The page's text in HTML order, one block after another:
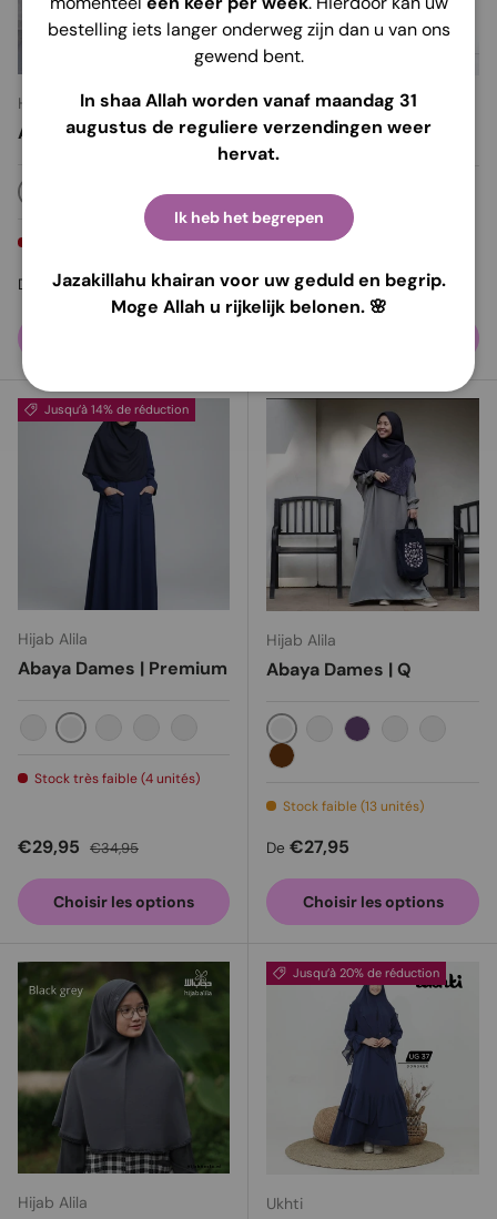
Hijab Alila
Abaya Dames | Shafiya
Marron Gris
Stock très faible (2 unités)
Prix habituel
De €39,95
Hijab Heela
Abaya Dames | Naura
Stock très faible (2 unités)
Prix habituel
De €26,95
Jusqu’à 14% de réduction
Hijab Alila
Abaya Dames | Premium
croissantBleu foncé Fumée blanche
Stock très faible (4 unités)
Prix soldé
€29,95 Prix habituel
€34,95
Choisir les options
Hijab Alila
Abaya Dames | Q
Gris clair
Stock faible (13 unités)
Prix habituel
De €27,95
Choisir les options
Hijab Alila
Jusqu’à 20% de réduction
Ukhti
bestelling iets langer onderweg zijn dan u van ons
gewend bent.
In shaa Allah worden vanaf maandag 31
augustus de reguliere verzendingen weer
hervat.
Ik heb het begrepen
Jazakillahu khairan voor uw geduld en begrip.
Moge Allah u rijkelijk belonen. 🌸